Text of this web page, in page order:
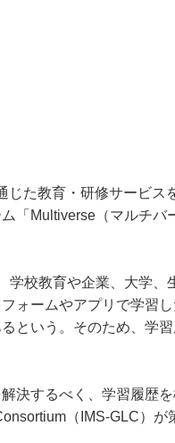
た教育・研修サービス
「Multiverse（マルチ
校教育や企業、大学、
ォームやアプリで学習
という。そのため、学
決するべく、学習履歴
（IMS-GLC）